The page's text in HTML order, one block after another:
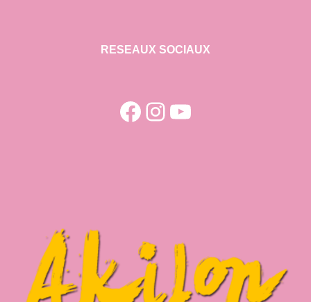
RESEAUX SOCIAUX
Facebook
Instagram
YouTube